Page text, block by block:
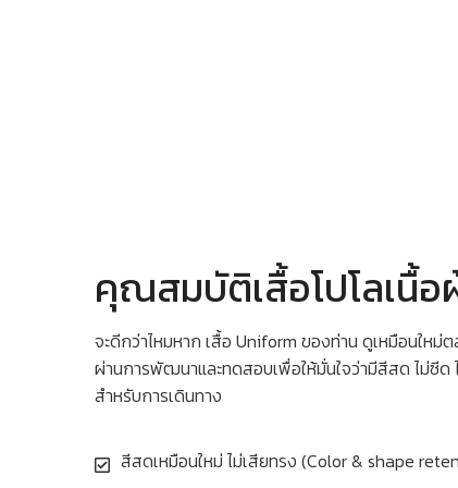
คุณสมบัติเสื้อโปโลเนื้
จะดีกว่าไหมหาก เสื้อ Uniform ของท่าน ดูเหมือนใ
ผ่านการพัฒนาและทดสอบเพื่อให้มั่นใจว่ามีสีสด ไม่ซีด
สำหรับการเดินทาง
สีสดเหมือนใหม่ ไม่เสียทรง (Color & shape